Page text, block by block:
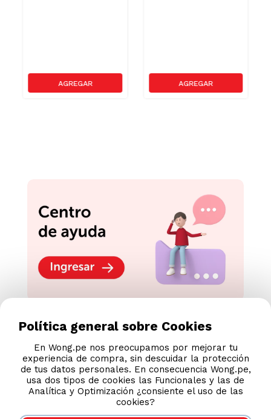
TAMBIÉN TE PUEDE INTERESAR
Nuestras Tiendas
Consultas y Sugerencias
Teléfonos
Revisa tu boleta
Política general sobre Cookies
En Wong.pe nos preocupamos por mejorar tu
experiencia de compra, sin descuidar la protección
de tus datos personales. En consecuencia Wong.pe,
usa dos tipos de cookies las Funcionales y las de
Analítica y Optimización ¿consiente el uso de las
cookies?